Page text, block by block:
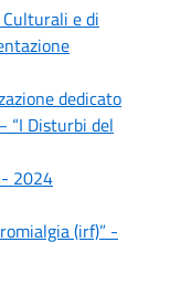
e di
dedicato
“I Disturbi del
2024
(irf)” -